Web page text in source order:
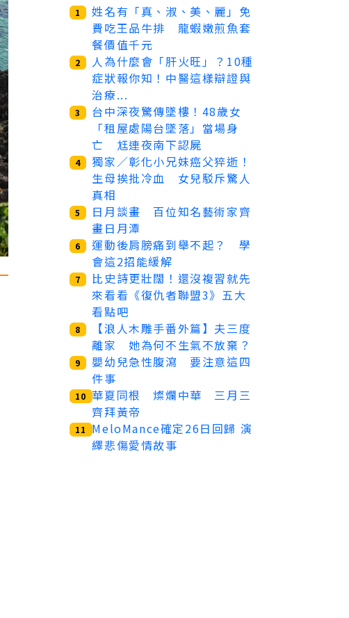
1
姓名有「真、淑、美、麗」免
費吃王品牛排 龍蝦嫩煎魚套
餐價值千元
2
人為什麼會「肝火旺」？10種
症狀報你知！中醫這樣辯證與
治療...
3
台中深夜驚傳墜樓！48歲女
「租屋處陽台墜落」當場身
亡 尪連夜南下認屍
4
獨家／彰化小兄妹癌父猝逝！
生母挨批冷血 女兒駁斥驚人
真相
5
日月談畫 百位知名藝術家齊
畫日月潭
6
運動後肩膀痛到舉不起？ 學
會這2招能緩解
7
比史詩更壯闊！還沒複習就先
來看看《復仇者聯盟3》五大
看點吧
8
【浪人木雕手番外篇】夫三度
離家 她為何不生氣不放棄？
9
嬰幼兒急性腹瀉 要注意這四
件事
10 華夏同根 燦爛中華 三月三
齊拜黃帝
11
MeloMance確定26日回歸 演
繹悲傷愛情故事